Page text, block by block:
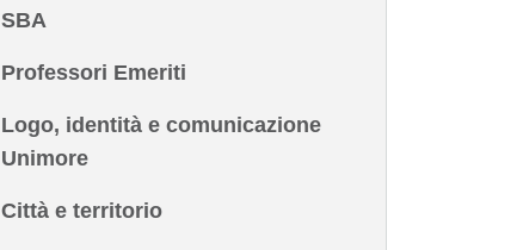
SBA
Professori Emeriti
Logo, identità e comunicazione
Unimore
Città e territorio